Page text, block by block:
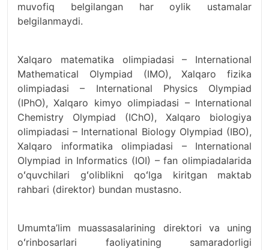
muvofiq belgilangan har oylik ustamalar
belgilanmaydi.
Xalqaro matematika olimpiadasi – International
Mathematical Olympiad (IMO), Xalqaro fizika
olimpiadasi – International Physics Olympiad
(IPhO), Xalqaro kimyo olimpiadasi – International
Chemistry Olympiad (IChO), Xalqaro biologiya
olimpiadasi – International Biology Olympiad (IBO),
Xalqaro informatika olimpiadasi – International
Olympiad in Informatics (IOI) – fan olimpiadalarida
oʻquvchilari gʻoliblikni qoʻlga kiritgan maktab
rahbari (direktor) bundan mustasno.
Umumta’lim muassasalarining direktori va uning
oʻrinbosarlari faoliyatining samaradorligi